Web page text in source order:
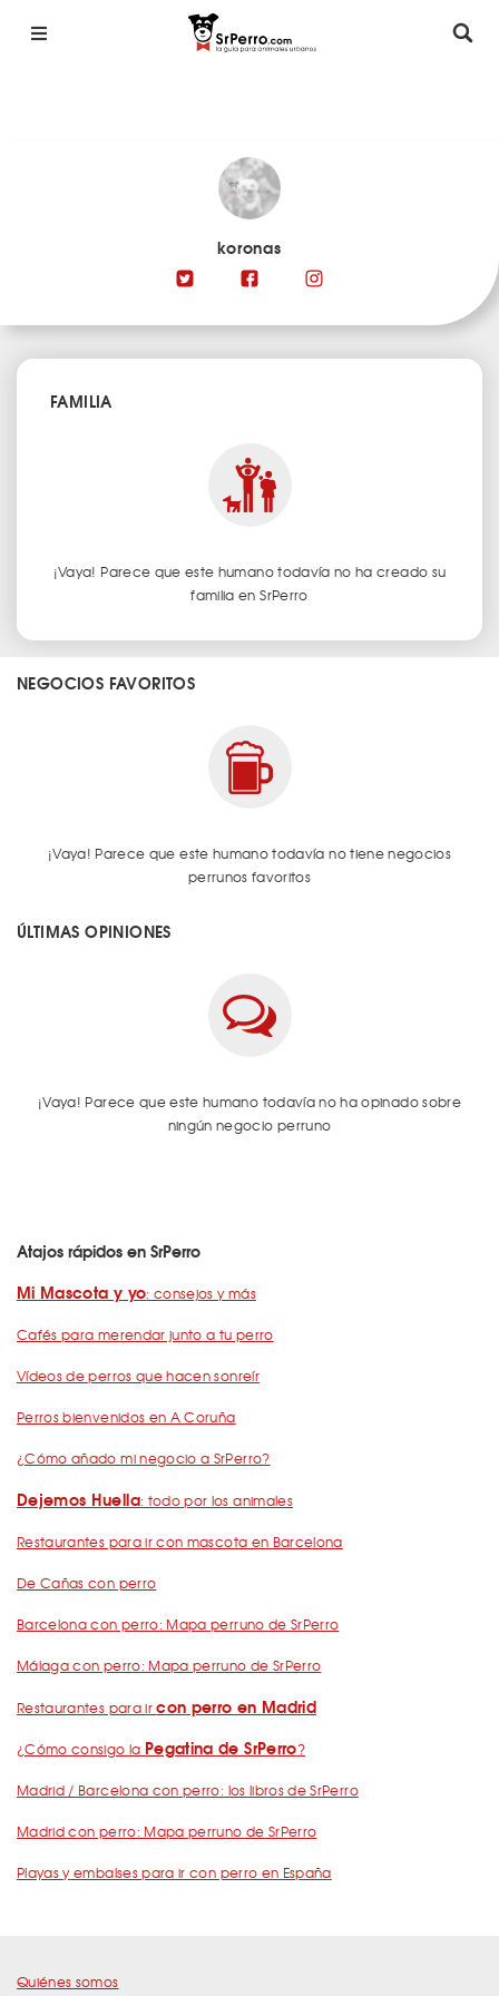
koronas
FAMILIA
¡Vaya! Parece que este humano todavía no ha creado su
familia en SrPerro
NEGOCIOS FAVORITOS
¡Vaya! Parece que este humano todavía no tiene negocios
perrunos favoritos
ÚLTIMAS OPINIONES
¡Vaya! Parece que este humano todavía no ha opinado sobre
ningún negocio perruno
Atajos rápidos en SrPerro
Mi Mascota y yo: consejos y más
Cafés para merendar junto a tu perro
Vídeos de perros que hacen sonreír
Perros bienvenidos en A Coruña
¿Cómo añado mi negocio a SrPerro?
Dejemos Huella: todo por los animales
Restaurantes para ir con mascota en Barcelona
De Cañas con perro
Barcelona con perro: Mapa perruno de SrPerro
Málaga con perro: Mapa perruno de SrPerro
Restaurantes para ircon perro en Madrid
¿Cómo consigo la Pegatina de SrPerro?
Madrid / Barcelona con perro: los libros de SrPerro
Madrid con perro: Mapa perruno de SrPerro
Playas y embalses para ir con perro en España
Quiénes somos